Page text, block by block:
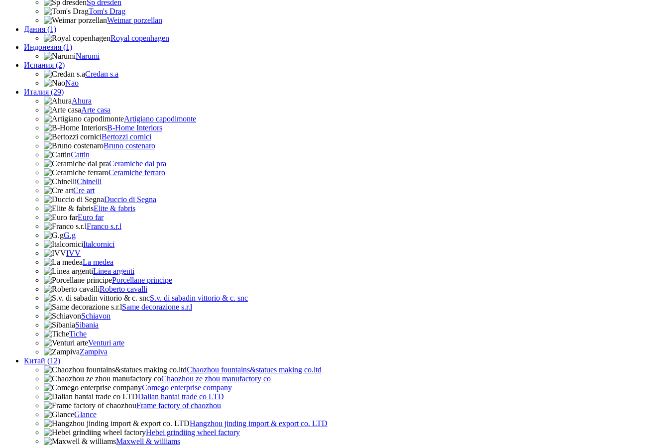
Sp dresden
Tom's Drag
Weimar porzellan
Дания (1)
Royal copenhagen
Индонезия (1)
Narumi
Испания (2)
Credan s.a
Nao
Италия (29)
Ahura
Arte casa
Artigiano capodimonte
B-Home Interiors
Bertozzi cornici
Bruno costenaro
Cattin
Ceramiche dal pra
Ceramiche ferraro
Chinelli
Cre art
Duccio di Segna
Elite & fabris
Euro far
Franco s.r.l
G.g
Italcornici
IVV
La medea
Linea argenti
Porcellane principe
Roberto cavalli
S.v. di sabadin vittorio & c. snc
Same decorazione s.r.l
Schiavon
Sibania
Tiche
Venturi arte
Zampiva
Китай (12)
Chaozhou fountains&statues making co.ltd
Chaozhou ze zhou manufactory co
Comego enterprise company
Dalian hantai trade co LTD
Frame factory of chaozhou
Glance
Hangzhou jinding import & export co. LTD
Hebei grindiing wheel factory
Maxwell & williams